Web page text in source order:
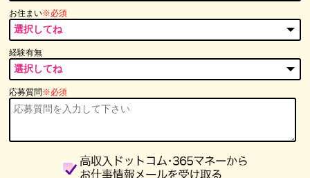
お住まい※必須
経験有無
応募質問※必須